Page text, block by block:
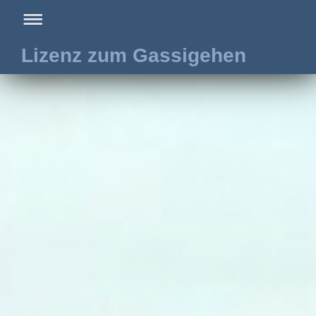
Lizenz zum Gassigehen